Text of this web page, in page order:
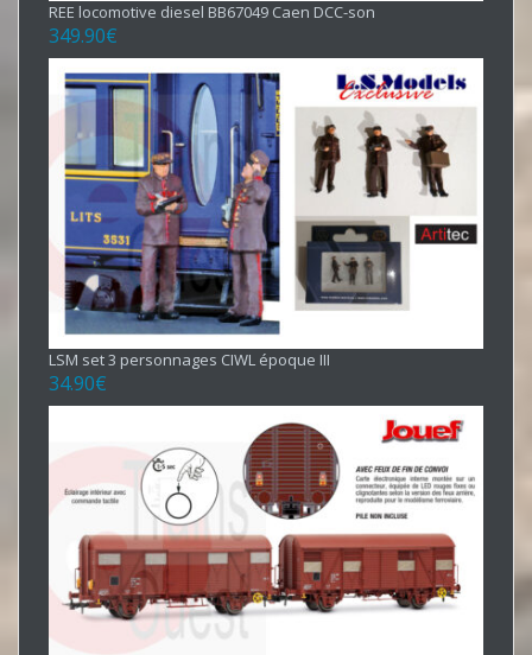
REE locomotive diesel BB67049 Caen DCC-son
349.90€
LSM set 3 personnages CIWL époque III
34.90€